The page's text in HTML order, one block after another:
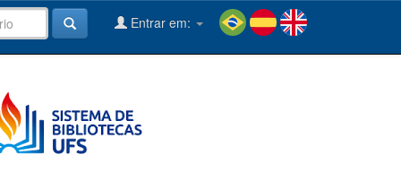
Entrar em: